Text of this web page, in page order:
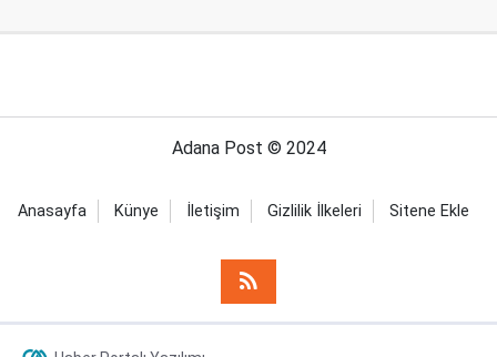
Adana Post © 2024
Anasayfa Künye İletişim Gizlilik İlkeleri Sitene Ekle